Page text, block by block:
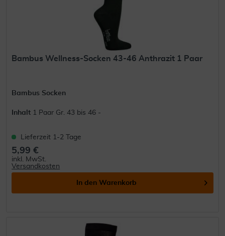
Bambus Wellness-Socken 43-46 Anthrazit 1 Paar
Bambus Socken
Inhalt 1 Paar Gr. 43 bis 46 -
Lieferzeit 1-2 Tage
5,99 €
inkl. MwSt.
Versandkosten
In den Warenkorb